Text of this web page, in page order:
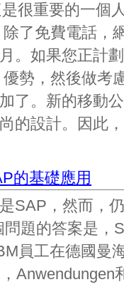
很重要的一個
了免費電話，
。如果您正計
勢，然後做考
了。新的移動
的設計。因此
的基礎應用
SAP，然而，
題的答案是，
員工在德國曼
Anwendungen